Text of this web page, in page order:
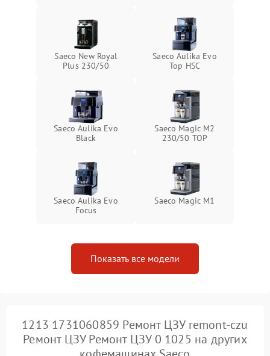
Saeco New Royal
Plus 230/50
Saeco Aulika Evo
Top HSC
Saeco Aulika Evo
Black
Saeco Magic M2
230/50 TOP
Saeco Aulika Evo
Focus
Saeco Magic M1
Показать все модели
1213 1731060859 Ремонт ЦЗУ remont-czu
Ремонт ЦЗУ Ремонт ЦЗУ 0 1025 на других